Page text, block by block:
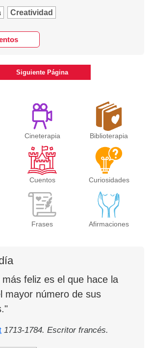
Creatividad
Siguiente Página
Cineterapia Biblioterapia
Cuentos Curiosidades
Frases Afirmaciones
feliz es el que hace la
mayor número de sus
1713-1784. Escritor francés.